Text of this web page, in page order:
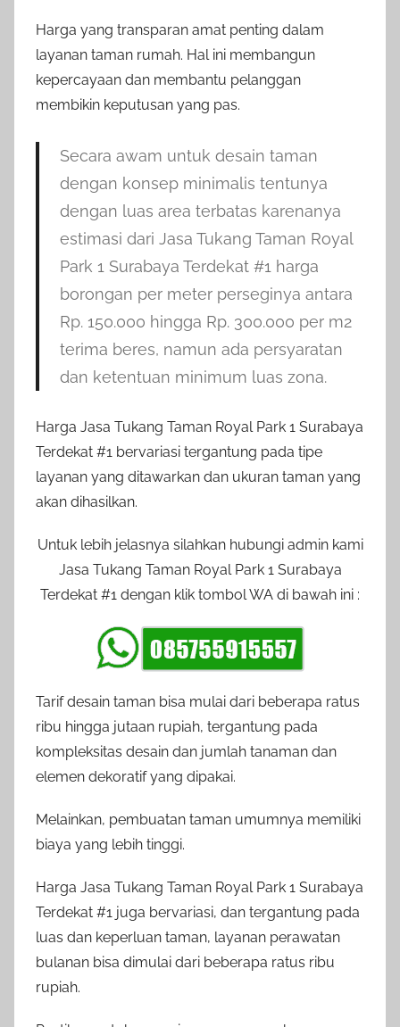
Harga yang transparan amat penting dalam
layanan taman rumah. Hal ini membangun
kepercayaan dan membantu pelanggan
membikin keputusan yang pas.
Secara awam untuk desain taman
dengan konsep minimalis tentunya
dengan luas area terbatas karenanya
estimasi dari Jasa Tukang Taman Royal
Park 1 Surabaya Terdekat #1 harga
borongan per meter perseginya antara
Rp. 150.000 hingga Rp. 300.000 per m2
terima beres, namun ada persyaratan
dan ketentuan minimum luas zona.
Harga Jasa Tukang Taman Royal Park 1 Surabaya
Terdekat #1 bervariasi tergantung pada tipe
layanan yang ditawarkan dan ukuran taman yang
akan dihasilkan.
Untuk lebih jelasnya silahkan hubungi admin kami
Jasa Tukang Taman Royal Park 1 Surabaya
Terdekat #1 dengan klik tombol WA di bawah ini :
Tarif desain taman bisa mulai dari beberapa ratus
ribu hingga jutaan rupiah, tergantung pada
kompleksitas desain dan jumlah tanaman dan
elemen dekoratif yang dipakai.
Melainkan, pembuatan taman umumnya memiliki
biaya yang lebih tinggi.
Harga Jasa Tukang Taman Royal Park 1 Surabaya
Terdekat #1 juga bervariasi, dan tergantung pada
luas dan keperluan taman, layanan perawatan
bulanan bisa dimulai dari beberapa ratus ribu
rupiah.